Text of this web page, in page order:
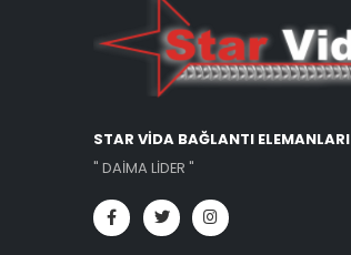
STAR VİDA BAĞLANTI ELEMANLARI
" DAİMA LİDER "